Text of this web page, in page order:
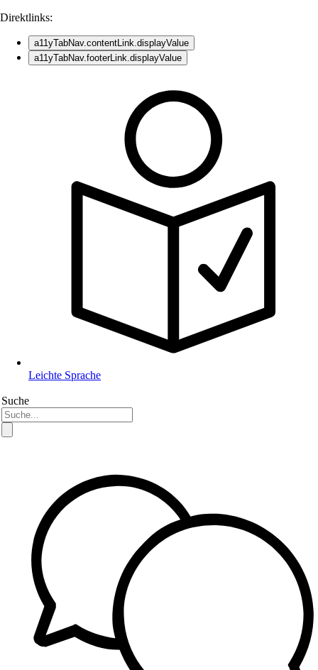
Direktlinks:
a11yTabNav.contentLink.displayValue
a11yTabNav.footerLink.displayValue
Leichte Sprache
Suche